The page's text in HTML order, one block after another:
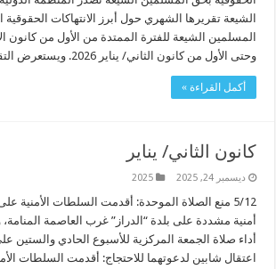
الشيعة تقريرها الشهري حول أبرز الانتهاكات
وحتى الأول من كانون الثاني/ يناير 2026. ويستعرض التقرير …
أكمل القراءة »
كانون الثاني/ يناير
ديسمبر 24, 2025 2025
5/12 منع الصلاة الموحدة: أقدمت السلطات
أمنية مشددة على بلدة “الدراز” غرب العاصمة
اعتقال شابين لدعوتهما للاحتجاج: أقدمت السلطات